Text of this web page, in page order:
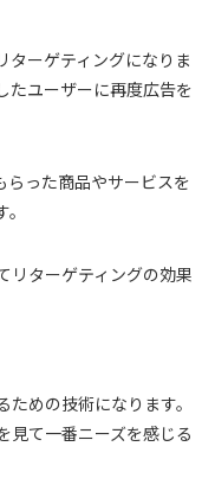
ターゲティングになりま
たユーザーに再度広告を
らった商品やサービスを
リターゲティングの効果
めの技術になります。
見て一番ニーズを感じる